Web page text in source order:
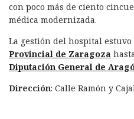
con poco más de ciento
médica modernizada.
La gestión del hospital estuvo
Provincial de Zaragoza
Diputación General de
Dirección: Calle Ramón y